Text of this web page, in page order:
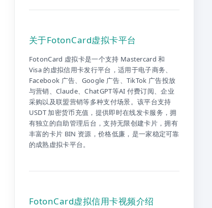
关于FotonCard虚拟卡平台
FotonCard 虚拟卡是一个支持 Mastercard 和
Visa 的虚拟信用卡发行平台，适用于电子商务、
Facebook 广告、Google 广告、TikTok 广告投放
与营销、Claude、ChatGPT等AI 付费订阅、企业
采购以及联盟营销等多种支付场景。该平台支持
USDT 加密货币充值，提供即时在线发卡服务，拥
有独立的自助管理后台，支持无限创建卡片，拥有
丰富的卡片 BIN 资源，价格低廉，是一家稳定可靠
的成熟虚拟卡平台。
FotonCard虚拟信用卡视频介绍